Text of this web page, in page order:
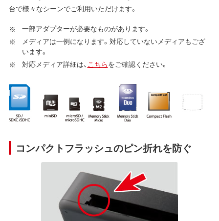
台で様々なシーンでご利用いただけます。
一部アダプターが必要なものがあります。
メディアは一例になります。対応していないメディアもござ
います。
対応メディア詳細は、 こちらをご確認ください。
コンパクトフラッシュのピン折れを防ぐ